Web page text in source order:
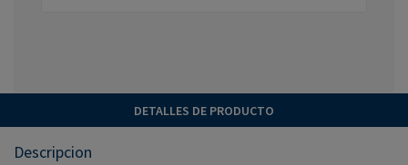
DETALLES DE PRODUCTO
Descripcion